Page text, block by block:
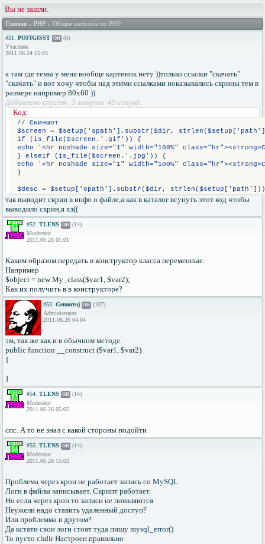
Вы не зашли.
Главная » PHP » Общие вопросы по PHP
#51. POFIGISST Off (6)
Участник
2011.06.24 15:03
а там где темы у меня вообще картинок нету ))только ссылки "скачать"
"скачать" и вот хочу чтобы над этими ссылками показывались скрины тем в
размере например 80х60 ))
Добавлено спустя 3 минуты 49 секунд:
Код:
// Скиншот
$screen = $setup['spath'].substr($dir,
if (is_file($screen.'.gif')) {
echo '<hr noshade size="1" width="100%"
} elseif (is_file($screen.'.jpg')) {
echo '<hr noshade size="1" width="100%"
}
$desc = $setup['opath'].substr($dir,
так выводит скрин в инфо о файле,а как в каталог всунуть этот код чтобы
выводило скрин,я хз((
#52. TLENS Off (14)
Moderator
2011.06.26 01:01
Каким образом передать в конструктор класса переменные.
Например
$object = new My_class($var1, $var2);
Как их получить в в конструкторе?
#53. Gemorroj Off (107)
Administrator
2011.06.26 04:04
эм, так же как и в обычном методе.
public function __construct ($var1, $var2)
{
}
#54. TLENS Off (14)
Moderator
2011.06.26 05:05
спс. А то не знал с какой стороны подойти
#55. TLENS Off (14)
Moderator
2011.06.26 15:03
Проблема через крон не работает запись со MySQL
Логи в файлы записывает. Скрипт работает.
Но если через крон то записи не появляются.
Неужели надо ставить удаленный доступ?
Или проблемма в другом?
Да кстати свои логи стоят туда пишу mysql_error()
То пусто chdir Настроен правильно